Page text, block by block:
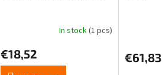
In stock(1 pcs)
€18,52 €61,83